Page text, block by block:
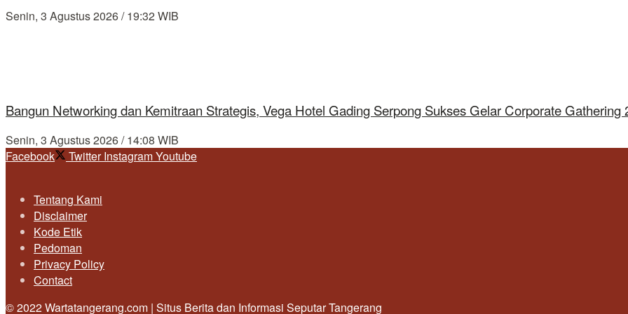
Senin, 3 Agustus 2026 / 19:32 WIB
Bangun Networking dan Kemitraan Strategis, Vega Hotel Gading Serpong Sukses Gelar Corporate Gathering
Senin, 3 Agustus 2026 / 14:08 WIB
Facebook
Twitter InstagramYoutube
Tentang Kami
Disclaimer
Kode Etik
Pedoman
Privacy Policy
Contact
© 2022 Wartatangerang.com | Situs Berita dan Informasi Seputar Tangerang